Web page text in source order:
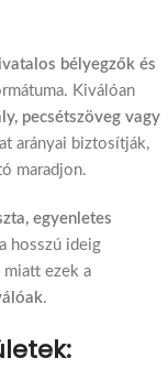
bélyegzők és
Kiválóan
pecsétszöveg vagy
arányai biztosítják,
maradjon.
egyenletes
hosszú ideig
miatt ezek a
.